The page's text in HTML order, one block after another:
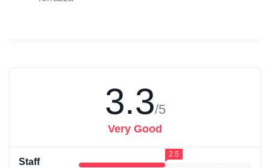
3.3/5
Very Good
Staff
2.5